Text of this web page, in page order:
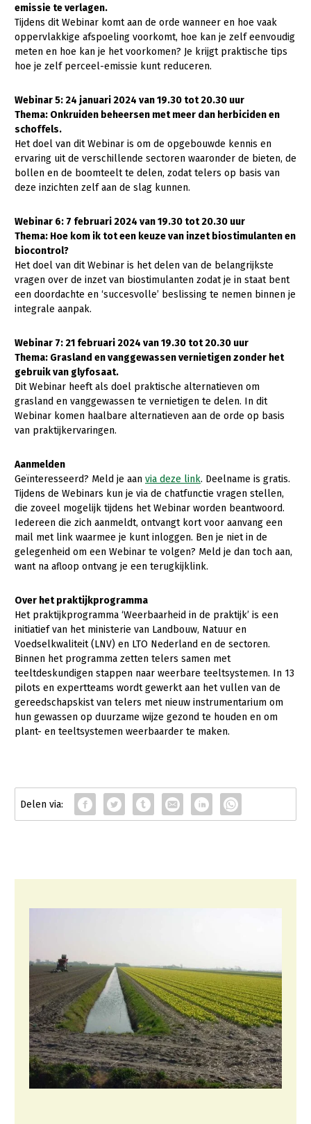
Multifunctioneel
Vrouw en Bedrijf
Onderwerpen
Nieuws
Nieuwsabonnement
Webinars
Over LTO
Mensen
Bestuur en Directie
Medewerkers
Vakgroepbestuurders
Jaarverslag 2023
Vacatures
Pers
Contact
emissie te verlagen.
Tijdens dit Webinar komt aan de orde wanneer en hoe vaak
oppervlakkige afspoeling voorkomt, hoe kan je zelf eenvoudig
meten en hoe kan je het voorkomen? Je krijgt praktische tips
hoe je zelf perceel-emissie kunt reduceren.
Webinar 5: 24 januari 2024 van 19.30 tot 20.30 uur
Thema: Onkruiden beheersen met meer dan herbiciden en
schoffels.
Het doel van dit Webinar is om de opgebouwde kennis en
ervaring uit de verschillende sectoren waaronder de bieten, de
bollen en de boomteelt te delen, zodat telers op basis van
deze inzichten zelf aan de slag kunnen.
Webinar 6: 7 februari 2024 van 19.30 tot 20.30 uur
Thema: Hoe kom ik tot een keuze van inzet biostimulanten en
biocontrol?
Het doel van dit Webinar is het delen van de belangrijkste
vragen over de inzet van biostimulanten zodat je in staat bent
een doordachte en ‘succesvolle’ beslissing te nemen binnen je
integrale aanpak.
Webinar 7: 21 februari 2024 van 19.30 tot 20.30 uur
Thema: Grasland en vanggewassen vernietigen zonder het
gebruik van glyfosaat.
Dit Webinar heeft als doel praktische alternatieven om
grasland en vanggewassen te vernietigen te delen. In dit
Webinar komen haalbare alternatieven aan de orde op basis
van praktijkervaringen.
Aanmelden
Geïnteresseerd? Meld je aan via deze link. Deelname is gratis.
Tijdens de Webinars kun je via de chatfunctie vragen stellen,
die zoveel mogelijk tijdens het Webinar worden beantwoord.
Iedereen die zich aanmeldt, ontvangt kort voor aanvang een
mail met link waarmee je kunt inloggen. Ben je niet in de
gelegenheid om een Webinar te volgen? Meld je dan toch aan,
want na afloop ontvang je een terugkijklink.
Over het praktijkprogramma
Het praktijkprogramma ‘Weerbaarheid in de praktijk’ is een
initiatief van het ministerie van Landbouw, Natuur en
Voedselkwaliteit (LNV) en LTO Nederland en de sectoren.
Binnen het programma zetten telers samen met
teeltdeskundigen stappen naar weerbare teeltsystemen. In 13
pilots en expertteams wordt gewerkt aan het vullen van de
gereedschapskist van telers met nieuw instrumentarium om
hun gewassen op duurzame wijze gezond te houden en om
plant- en teeltsystemen weerbaarder te maken.